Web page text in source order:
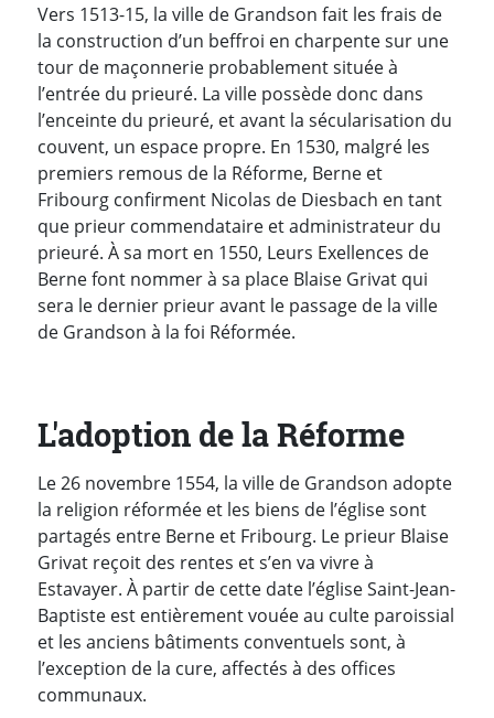
Vers 1513-15, la ville de Grandson fait les frais de
la construction d’un beffroi en charpente sur une
tour de maçonnerie probablement située à
l’entrée du prieuré. La ville possède donc dans
l’enceinte du prieuré, et avant la sécularisation du
couvent, un espace propre. En 1530, malgré les
premiers remous de la Réforme, Berne et
Fribourg confirment Nicolas de Diesbach en tant
que prieur commendataire et administrateur du
prieuré. À sa mort en 1550, Leurs Exellences de
Berne font nommer à sa place Blaise Grivat qui
sera le dernier prieur avant le passage de la ville
de Grandson à la foi Réformée.
L'adoption de la Réforme
Le 26 novembre 1554, la ville de Grandson adopte
la religion réformée et les biens de l’église sont
partagés entre Berne et Fribourg. Le prieur Blaise
Grivat reçoit des rentes et s’en va vivre à
Estavayer. À partir de cette date l’église Saint-Jean-
Baptiste est entièrement vouée au culte paroissial
et les anciens bâtiments conventuels sont, à
l’exception de la cure, affectés à des offices
communaux.